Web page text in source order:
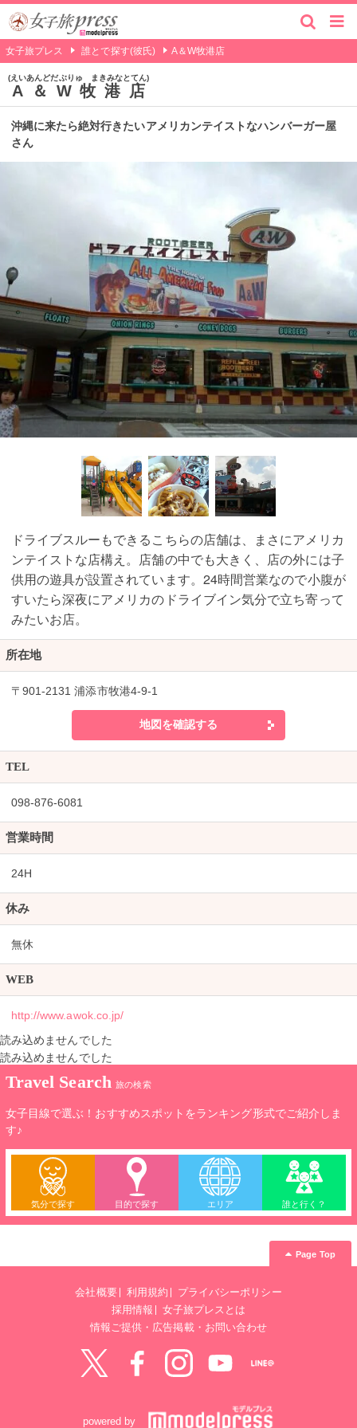
女子旅プレス 誰とで探す(彼氏) A＆W牧港店
A＆W牧港店
えいあんどだぶりゅ まきみなとてん
沖縄に来たら絶対行きたいアメリカンテイストなハンバーガー屋
さん
ドライブスルーもできるこちらの店舗は、まさにアメリカ
ンテイストな店構え。店舗の中でも大きく、店の外には子
供用の遊具が設置されています。24時間営業なので小腹が
すいたら深夜にアメリカのドライブイン気分で立ち寄って
みたいお店。
所在地
〒901-2131 浦添市牧港4-9-1
地図を確認する
TEL
098-876-6081
営業時間
24H
休み
無休
WEB
http://www.awok.co.jp/
読み込めませんでした
読み込めませんでした
Travel Search 旅の検索
女子目線で選ぶ！おすすめスポットをランキング形式でご紹介しま
す♪
気分で探す 目的で探す エリア 誰と行く？
Page Top
会社概要 利用規約
プライバシーポリシー
採用情報
女子旅プレスとは
情報ご提供・広告掲載・お問い合わせ
Facebook
powered by